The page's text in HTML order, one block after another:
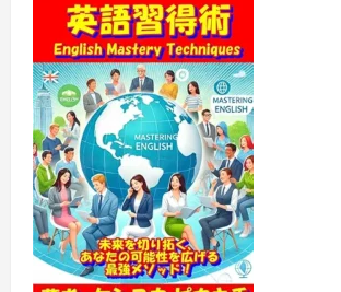
つ
い
て
さ
ら
に
読
む